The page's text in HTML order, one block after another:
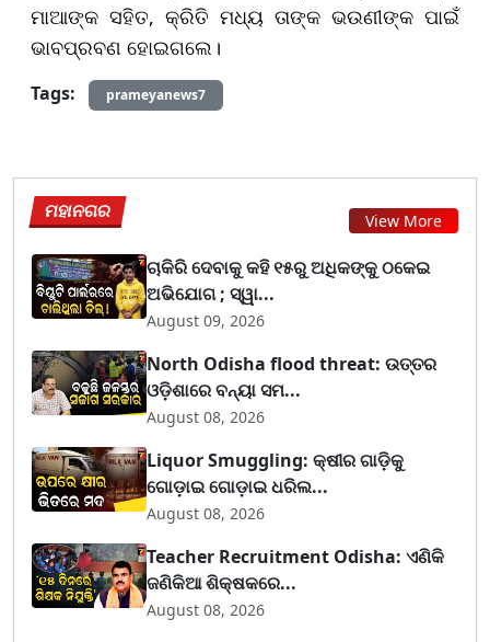
ମାଆଙ୍କ ସହିତ, କ୍ରିତି ମଧ୍ୟ ତାଙ୍କ ଭଉଣୀଙ୍କ ପାଇଁ
ଭାବପ୍ରବଣ ହୋଇଗଲେ।
Tags: prameyanews7
ମହାନଗର View More
ଚାକିରି ଦେବାକୁ କହି ୧୫ରୁ ଅଧିକଙ୍କୁ ଠକେଇ
ଅଭିଯୋଗ ; ସ୍ୱା...
August 09, 2026
North Odisha flood threat: ଉତ୍ତର
ଓଡ଼ିଶାରେ ବନ୍ୟା ସମ...
August 08, 2026
Liquor Smuggling: କ୍ଷୀର ଗାଡ଼ିକୁ
ଗୋଡ଼ାଇ ଗୋଡ଼ାଇ ଧରିଲ...
August 08, 2026
Teacher Recruitment Odisha: ଏଣିକି
ଜଣିକିଆ ଶିକ୍ଷକରେ...
August 08, 2026